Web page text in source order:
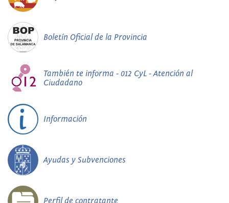
Boletín Oficial de la Provincia
También te informa - 012 CyL - Atención al
Ciudadano
Información
Ayudas y Subvenciones
Perfil de contratante